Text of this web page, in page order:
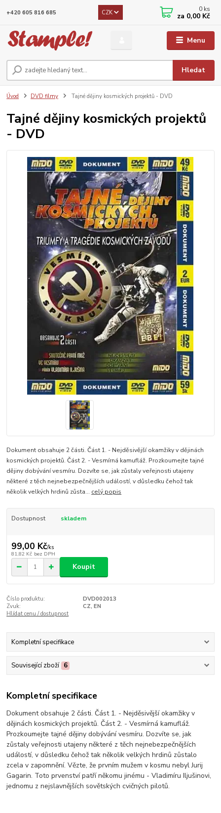
Menu
CZK
Hledat
+420 605 816 685 0 ks
za 0,00 Kč
Úvod DVD filmy Tajné dějiny kosmických projektů - DVD
Tajné dějiny kosmických projektů
- DVD
Dokument obsahuje 2 části. Část 1. - Nejděsivější okamžiky v dějinách
kosmických projektů. Část 2. - Vesmírná kamufláž. Prozkoumejte tajné
dějiny dobývání vesmíru. Dozvíte se, jak zůstaly veřejnosti utajeny
některé z těch nejnebezpečnějších událostí, v důsledku čehož tak
několik velkých hrdinů zůsta... celý popis
Dostupnost skladem
99,00 Kč/ks
81,82 Kč bez DPH
Koupit
Číslo produktu:
DVD002013
Zvuk:
CZ, EN
Hlídat cenu / dostupnost
Kompletní specifikace
Související zboží 6
Kompletní specifikace
Dokument obsahuje 2 části. Část 1. - Nejděsivější okamžiky v
dějinách kosmických projektů. Část 2. - Vesmírná kamufláž.
Prozkoumejte tajné dějiny dobývání vesmíru. Dozvíte se, jak
zůstaly veřejnosti utajeny některé z těch nejnebezpečnějších
událostí, v důsledku čehož tak několik velkých hrdinů zůstalo
zcela v zapomnění. Vězte, že prvním mužem v kosmu nebyl Jurij
Gagarin. Toto prvenství patří někomu jinému - Vladimíru Iljušinovi,
jednomu z nejslavnějších sovětských cvičných pilotů.